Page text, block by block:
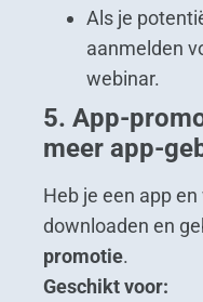
Als je
aanmelden
webinar.
5. App-
meer app-
Heb je een app
downloaden en
promotie.
Geschikt voor: